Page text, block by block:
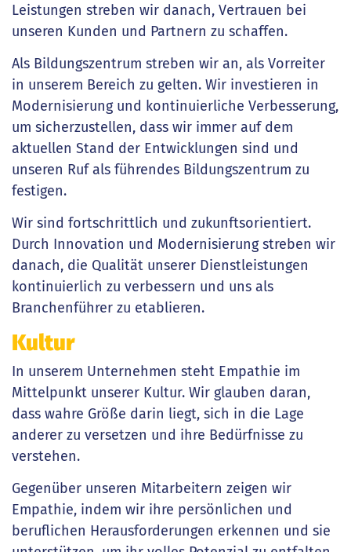
Leistungen streben wir danach, Vertrauen bei
unseren Kunden und Partnern zu schaffen.
Als Bildungszentrum streben wir an, als Vorreiter
in unserem Bereich zu gelten. Wir investieren in
Modernisierung und kontinuierliche Verbesserung,
um sicherzustellen, dass wir immer auf dem
aktuellen Stand der Entwicklungen sind und
unseren Ruf als führendes Bildungszentrum zu
festigen.
Wir sind fortschrittlich und zukunftsorientiert.
Durch Innovation und Modernisierung streben wir
danach, die Qualität unserer Dienstleistungen
kontinuierlich zu verbessern und uns als
Branchenführer zu etablieren.
Kultur
In unserem Unternehmen steht Empathie im
Mittelpunkt unserer Kultur. Wir glauben daran,
dass wahre Größe darin liegt, sich in die Lage
anderer zu versetzen und ihre Bedürfnisse zu
verstehen.
Gegenüber unseren Mitarbeitern zeigen wir
Empathie, indem wir ihre persönlichen und
beruflichen Herausforderungen erkennen und sie